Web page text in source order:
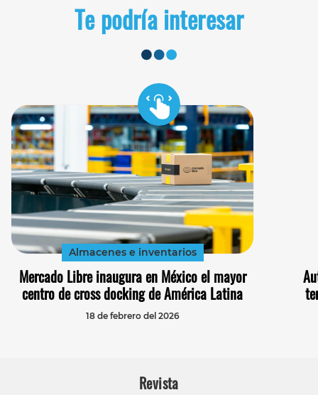
Te podría interesar
Almacenes e inventarios
Mercado Libre inaugura en México el mayor
centro de cross docking de América Latina
18 de febrero del 2026
Revista